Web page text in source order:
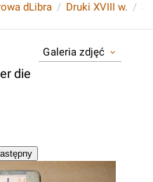
dLibra Druki XVIII w.
die
Galeria zdjęć